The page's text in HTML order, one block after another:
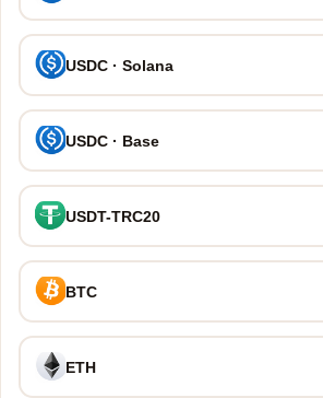
USDC · Solana
USDC · Base
USDT-TRC20
BTC
ETH